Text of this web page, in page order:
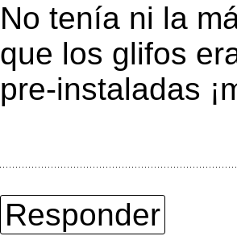
No tenía ni la
que los glifos
pre-instaladas
Responder